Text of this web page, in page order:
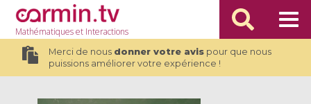
Mathématiqueset Interactions
Merci de nous donner votre avispour que nous
puissions améliorer votre expérience !